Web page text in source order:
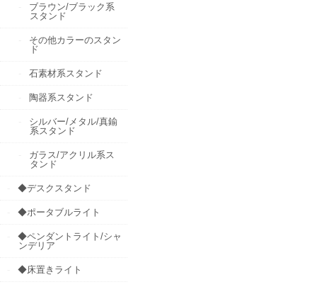
ブラウン/ブラック系
スタンド
その他カラーのスタン
ド
石素材系スタンド
陶器系スタンド
シルバー/メタル/真鍮
系スタンド
ガラス/アクリル系ス
タンド
◆デスクスタンド
◆ポータブルライト
◆ペンダントライト/シャ
ンデリア
◆床置きライト